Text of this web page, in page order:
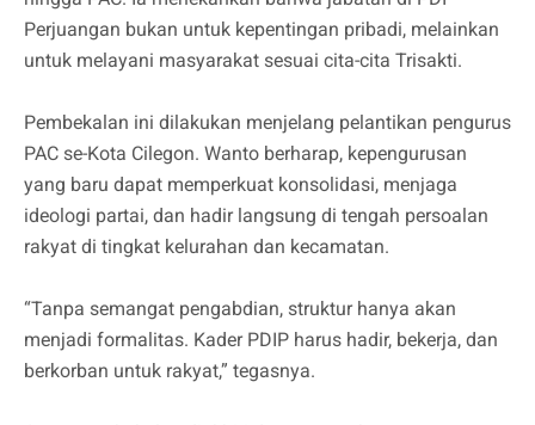
Perjuangan bukan untuk kepentingan pribadi, melainkan
untuk melayani masyarakat sesuai cita-cita Trisakti.
Pembekalan ini dilakukan menjelang pelantikan pengurus
PAC se-Kota Cilegon. Wanto berharap, kepengurusan
yang baru dapat memperkuat konsolidasi, menjaga
ideologi partai, dan hadir langsung di tengah persoalan
rakyat di tingkat kelurahan dan kecamatan.
“Tanpa semangat pengabdian, struktur hanya akan
menjadi formalitas. Kader PDIP harus hadir, bekerja, dan
berkorban untuk rakyat,” tegasnya.